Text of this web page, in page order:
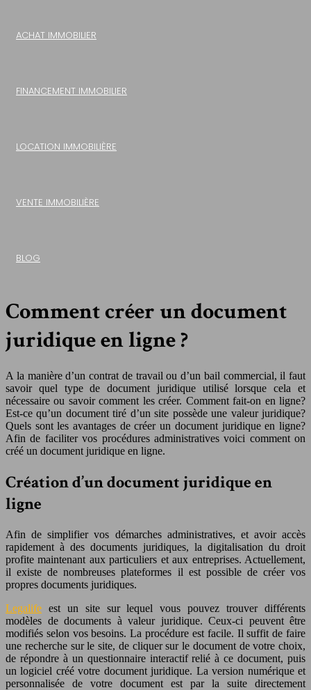
ACHAT IMMOBILIER
FINANCEMENT IMMOBILIER
LOCATION IMMOBILIÈRE
VENTE IMMOBILIÈRE
BLOG
Comment créer un document
juridique en ligne ?
A la manière d’un contrat de travail ou d’un bail commercial, il faut
savoir quel type de document juridique utilisé lorsque cela et
nécessaire ou savoir comment les créer. Comment fait-on en ligne?
Est-ce qu’un document tiré d’un site possède une valeur juridique?
Quels sont les avantages de créer un document juridique en ligne?
Afin de faciliter vos procédures administratives voici comment on
créé un document juridique en ligne.
Création d’un document juridique en
ligne
Afin de simplifier vos démarches administratives, et avoir accès
rapidement à des documents juridiques, la digitalisation du droit
profite maintenant aux particuliers et aux entreprises. Actuellement,
il existe de nombreuses plateformes il est possible de créer vos
propres documents juridiques.
Legalife est un site sur lequel vous pouvez trouver différents
modèles de documents à valeur juridique. Ceux-ci peuvent être
modifiés selon vos besoins. La procédure est facile. Il suffit de faire
une recherche sur le site, de cliquer sur le document de votre choix,
de répondre à un questionnaire interactif relié à ce document, puis
un logiciel créé votre document juridique. La version numérique et
personnalisée de votre document est par la suite directement